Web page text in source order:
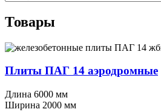
Товары
Плиты ПАГ 14 аэродромные
Длина 6000 мм
Ширина 2000 мм